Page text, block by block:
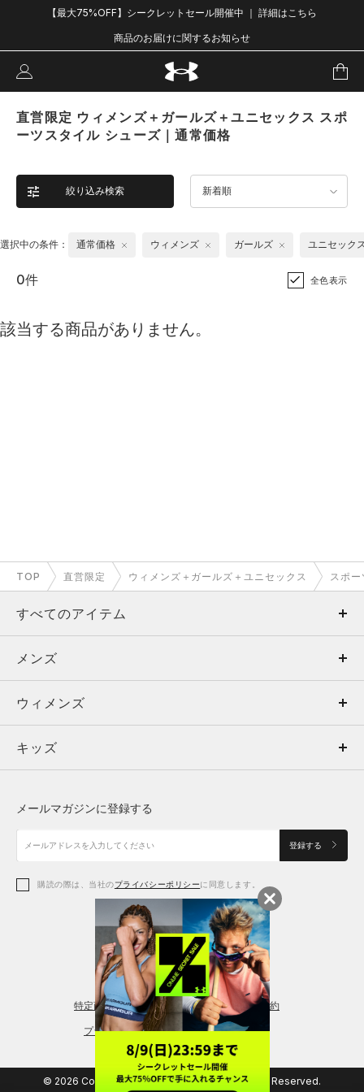
【最大75%OFF】シークレットセール開催中 ｜ 詳細はこちら
商品のお届けに関するお知らせ
直営限定 ウィメンズ＋ガールズ＋ユニセックス スポ
ーツスタイル シューズ｜通常価格
絞り込み検索 新着順
選択中の条件： 通常価格 ウィメンズ ガールズ ユニセック
0件 全色表示
該当する商品がありません。
TOP 直営限定 ウィメンズ＋ガールズ＋ユニセックス スポ
すべてのアイテム
メンズ
ウィメンズ
キッズ
アクセサリー
メンズ
トップス
ボトムス
アクセサリー
ウィメンズ
トップス
シューズ
アクセサリー
レギンス＆タイツ
キッズ
シューズ
メールマガジンに登録する
登録する
購読の際は、当社のプライバシーポリシーに同意します。
特定商取引法に基づく通販の表記 会員規約
プライバシーポリシー
© 2026 Copyright DOME Corporation. All Rights Reserved.